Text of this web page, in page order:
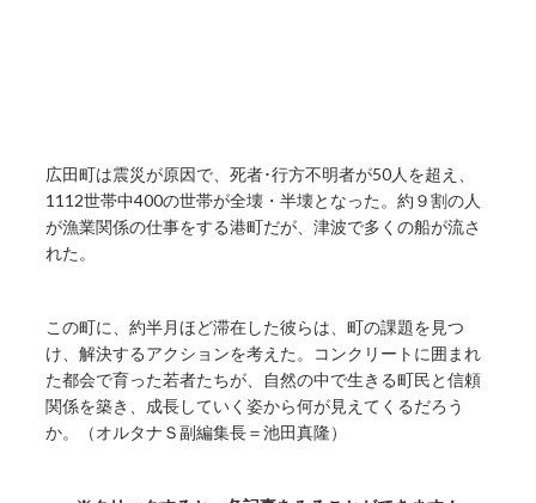
広田町は震災が原因で、死者･行方不明者が50人を超え、
1112世帯中400の世帯が全壊・半壊となった。約９割の人
が漁業関係の仕事をする港町だが、津波で多くの船が流さ
れた。
この町に、約半月ほど滞在した彼らは、町の課題を見つ
け、解決するアクションを考えた。コンクリートに囲まれ
た都会で育った若者たちが、自然の中で生きる町民と信頼
関係を築き、成長していく姿から何が見えてくるだろう
か。（オルタナＳ副編集長＝池田真隆）